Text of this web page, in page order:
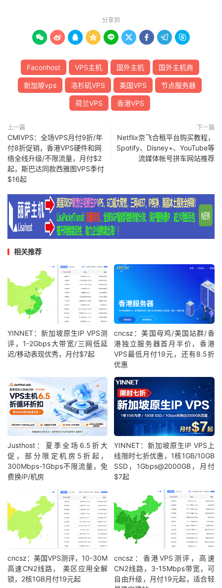
分享到
        
Faconhost VPS主机 国外主机 国外主机商
新加坡vps 洛杉矶VPS 美国VPS 节点服务器
荷兰VPS 香港VPS
上一篇
CMIVPS：全场VPS月付9折/年
付8折促销，香港VPS硬件和网
络全线升级/不限流量，月付$2
起，斯巴达同款西雅图VPS季付
$16起
下一篇
Netflix奈飞合租平台购买教程，
Spotify、Disney+、YouTube等
流媒体帐号拼车网站推荐
相关推荐
YINNET：新加坡原生IP VPS测
评，1-2Gbps大带宽/三网低延
迟/移动表现优秀，月付$7起
cncsz：美国母鸡/美国站群/香
港独立服务器首月半价，香港
VPS最低月付19元，还有8.5折
优惠
Justhost：夏季全场6.5折大
促，部分限定机房5折起，
300Mbps-1Gbps不限流量，免
费换IP/机房
YINNET：新加坡原生IP VPS上
线限时七折优惠，1核1GB/10GB
SSD，1Gbps@2000GB，月付
$7起
cncsz：美国VPS测评，10-30M
高速CN2线路， 美区应用全解
锁，2核1GB月付19元起
cncsz：香港VPS测评，高速
CN2线路，3-15Mbps带宽，可
自由升级，月付19元起，适合轻